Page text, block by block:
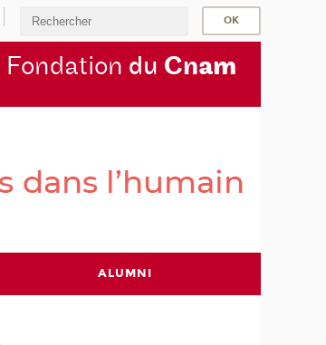
Fondation du Cnam
ALUMNI